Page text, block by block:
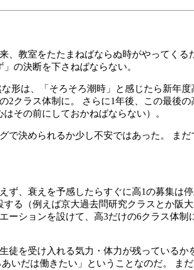
、教室をたたまねばならぬ時がやってく
の決断を下さねばならない。
形は、「そろそろ潮時」と感じたら新年
2クラス体制に。 さらに1年後、この最
その前にしておかねばならない）。
で決められるか少し不安ではあった。
、衰えを予感したらすぐに高1の募集は
る（例えば京大過去問研究クラスとか阪
ーションを設けて、高3だけの6クラス体
徒を受け入れる気力・体力が残っている
いだは働きたい」ということなのだ。 ま